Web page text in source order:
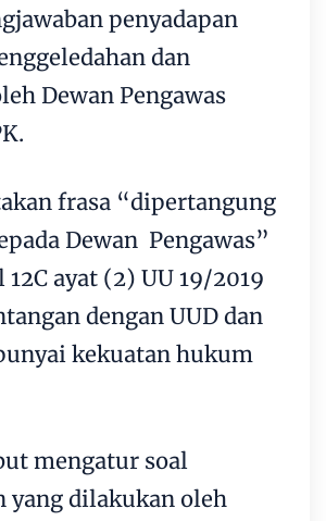
penyadapan
dan
Dewan Pengawas
frasa “dipertangung
Dewan Pengawas”
12C ayat (2) UU 19/2019
dengan UUD dan
kekuatan hukum
mengatur soal
yang dilakukan oleh